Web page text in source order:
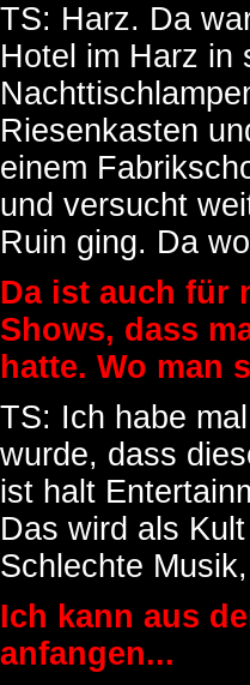
TS: Harz. Da
Hotel im Harz in
Riesenkasten
einem
und versucht
Ruin ging. Da
Da ist auch für
Shows, dass
hatte. Wo man
TS: Ich habe
wurde, dass
ist halt
Das wird als
Schlechte
Ich kann aus
anfangen...